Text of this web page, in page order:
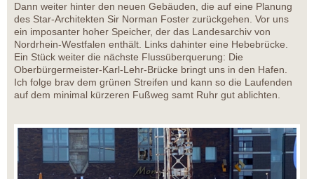
Dann weiter hinter den neuen Gebäuden, die auf eine Planung
des Star-Architekten Sir Norman Foster zurückgehen. Vor uns
ein imposanter hoher Speicher, der das Landesarchiv von
Nordrhein-Westfalen enthält. Links dahinter eine Hebebrücke.
Ein Stück weiter die nächste Flussüberquerung: Die
Oberbürgermeister-Karl-Lehr-Brücke bringt uns in den Hafen.
Ich folge brav dem grünen Streifen und kann so die Laufenden
auf dem minimal kürzeren Fußweg samt Ruhr gut ablichten.